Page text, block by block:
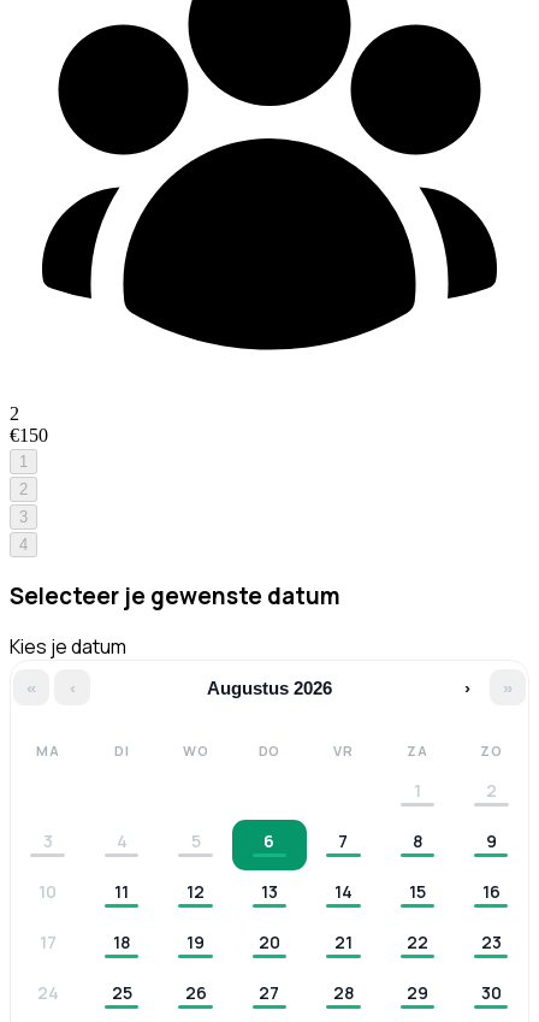
2
€150
1
2
3
4
Selecteer je gewenste datum
Kies je datum
« ‹ Augustus 2026 › »
MA DI WO DO VR ZA ZO
1 2
3 4 5 6 7 8 9
10 11 12 13 14 15 16
17 18 19 20 21 22 23
24 25 26 27 28 29 30